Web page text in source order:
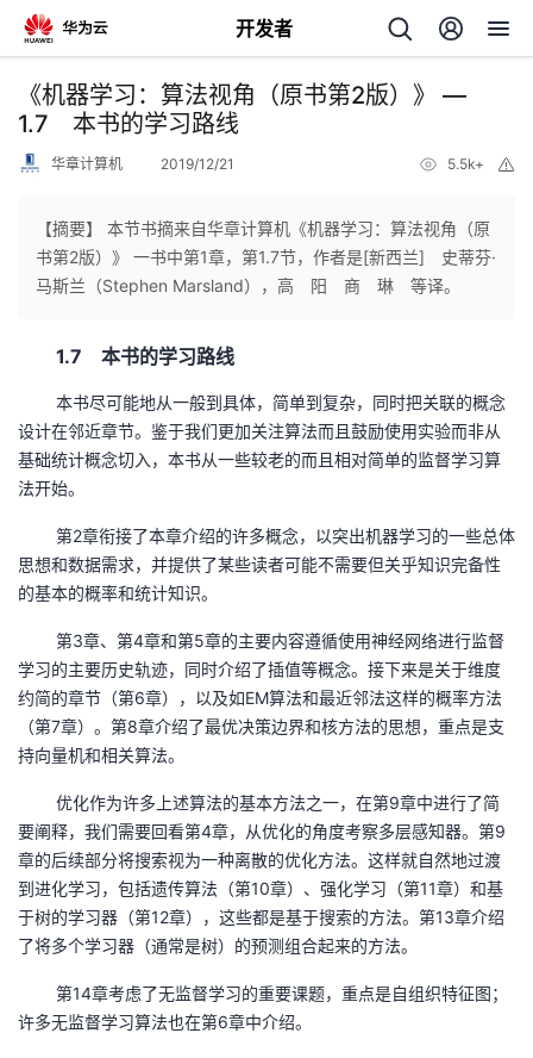
开发者
返
回
个
页
开
者
我
的
博
客
我
的
论
坛
我
的
圈
子
我
的
直
我
的
动
我
关
的
我
《机器学习：算法视角（原书第2版）》 —
1.7 本书的学习路线
华章计算机 2019/12/21 5.5k+
【摘要】 本节书摘来自华章计算机《机器学习：算法视角（原
书第2版）》 一书中第1章，第1.7节，作者是[新西兰] 史蒂芬·
马斯兰（Stephen Marsland），高 阳 商 琳 等译。
1.7 本书的学习路线
本书尽可能地从一般到具体，简单到复杂，同时把关联的概念
设计在邻近章节。鉴于我们更加关注算法而且鼓励使用实验而非从
基础统计概念切入，本书从一些较老的而且相对简单的监督学习算
法开始。
第2章衔接了本章介绍的许多概念，以突出机器学习的一些总体
思想和数据需求，并提供了某些读者可能不需要但关乎知识完备性
的基本的概率和统计知识。
第3章、第4章和第5章的主要内容遵循使用神经网络进行监督
学习的主要历史轨迹，同时介绍了插值等概念。接下来是关于维度
约简的章节（第6章），以及如EM算法和最近邻法这样的概率方法
（第7章）。第8章介绍了最优决策边界和核方法的思想，重点是支
持向量机和相关算法。
优化作为许多上述算法的基本方法之一，在第9章中进行了简
要阐释，我们需要回看第4章，从优化的角度考察多层感知器。第9
章的后续部分将搜索视为一种离散的优化方法。这样就自然地过渡
到进化学习，包括遗传算法（第10章）、强化学习（第11章）和基
于树的学习器（第12章），这些都是基于搜索的方法。第13章介绍
了将多个学习器（通常是树）的预测组合起来的方法。
第14章考虑了无监督学习的重要课题，重点是自组织特征图；
许多无监督学习算法也在第6章中介绍。